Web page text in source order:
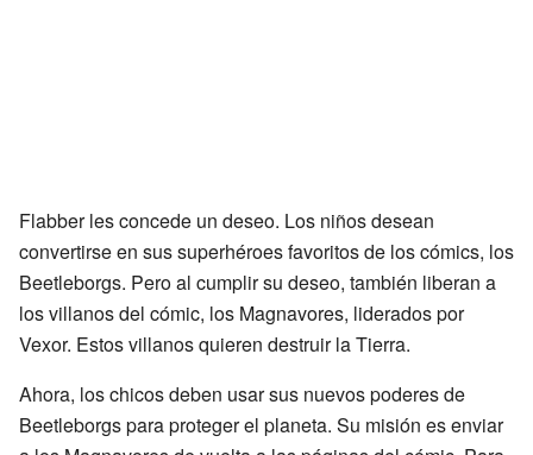
Flabber les concede un deseo. Los niños desean
convertirse en sus superhéroes favoritos de los cómics, los
Beetleborgs. Pero al cumplir su deseo, también liberan a
los villanos del cómic, los Magnavores, liderados por
Vexor. Estos villanos quieren destruir la Tierra.
Ahora, los chicos deben usar sus nuevos poderes de
Beetleborgs para proteger el planeta. Su misión es enviar